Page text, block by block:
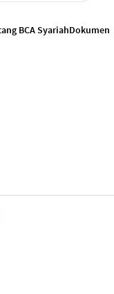
BCA SyariahDokumen